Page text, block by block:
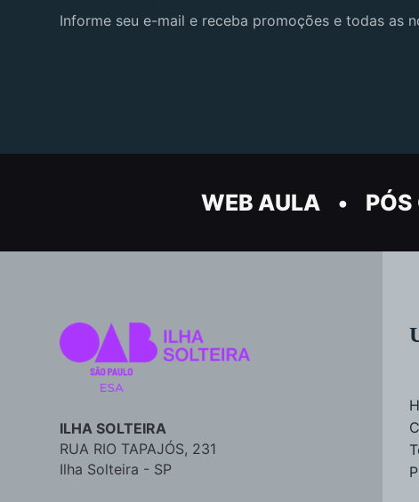
Informe seu e-mail e receba promoções e todas as
WEB AULA
ILHA SOLTEIRA
RUA RIO TAPAJÓS, 231
Ilha Solteira - SP